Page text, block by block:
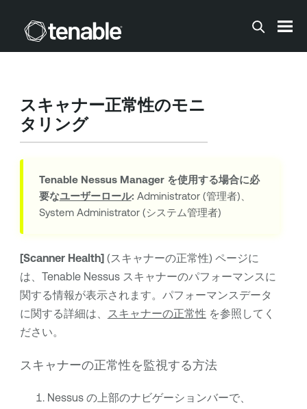
メインコンテンツに移動する
スキャナー正常性のモニ
タリング
Tenable Nessus Managerを使用する場合に必
要なユーザーロール: Administrator (管理者)、
System Administrator (システム管理者)
[Scanner Health] (スキャナーの正常性) ページに
は、 Tenable Nessusスキャナーのパフォーマンスに
関する情報が表示されます。パフォーマンスデータ
に関する詳細は、
スキャナーの正常性 を参照してく
ださい。
スキャナーの正常性を監視する方法
Nessus の上部のナビゲーションバーで、